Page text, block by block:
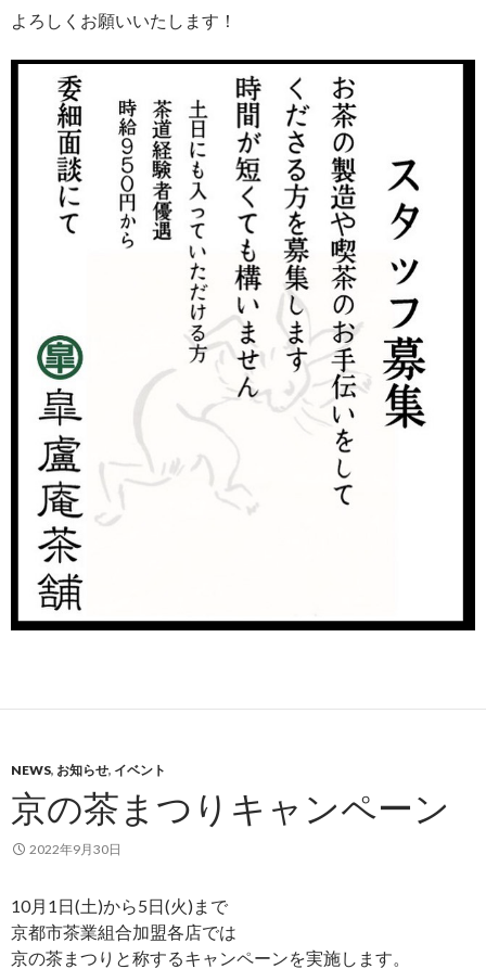
よろしくお願いいたします！
NEWS, お知らせ, イベント
京の茶まつりキャンペーン
2022年9月30日
10月1日(土)から5日(火)まで
京都市茶業組合加盟各店では
京の茶まつりと称するキャンペーンを実施します。